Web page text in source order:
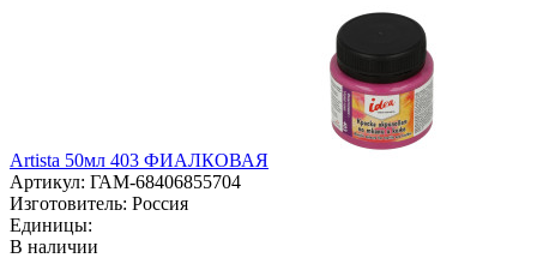
Artista 50мл 403 ФИАЛКОВАЯ
Артикул: ГАМ-68406855704
Изготовитель: Россия
Единицы:
В наличии